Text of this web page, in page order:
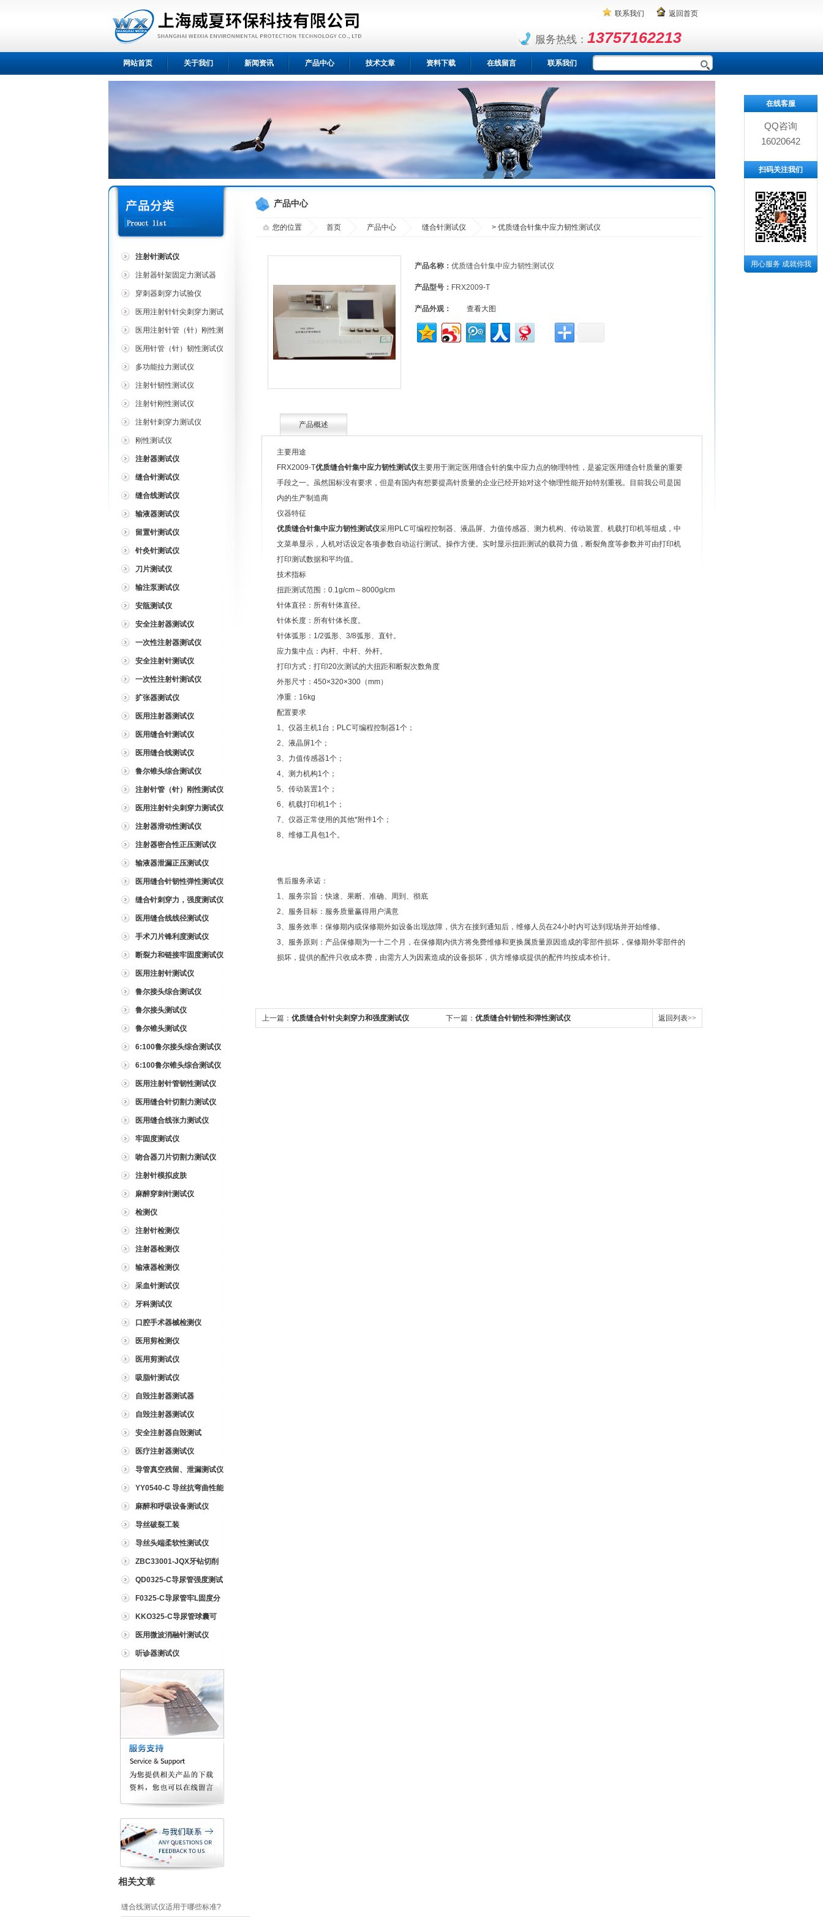
联系我们 返回首页
服务热线： 13757162213
网站首页 关于我们 新闻资讯 产品中心 技术文章 资料下载 在线留言 联系我们
注射针测试仪
注射器针架固定力测试器
穿刺器刺穿力试验仪
医用注射针针尖刺穿力测试
仪
医用注射针管（针）刚性测
试仪
医用针管（针）韧性测试仪
多功能拉力测试仪
注射针韧性测试仪
注射针刚性测试仪
注射针刺穿力测试仪
刚性测试仪
注射器测试仪
缝合针测试仪
缝合线测试仪
输液器测试仪
留置针测试仪
针灸针测试仪
刀片测试仪
输注泵测试仪
安瓿测试仪
安全注射器测试仪
一次性注射器测试仪
安全注射针测试仪
一次性注射针测试仪
扩张器测试仪
医用注射器测试仪
医用缝合针测试仪
医用缝合线测试仪
鲁尔锥头综合测试仪
注射针管（针）刚性测试仪
医用注射针尖刺穿力测试仪
注射器滑动性测试仪
注射器密合性正压测试仪
输液器泄漏正压测试仪
医用缝合针韧性弹性测试仪
缝合针刺穿力，强度测试仪
医用缝合线线径测试仪
手术刀片锋利度测试仪
断裂力和链接牢固度测试仪
医用注射针测试仪
鲁尔接头综合测试仪
鲁尔接头测试仪
鲁尔锥头测试仪
6:100鲁尔接头综合测试仪
6:100鲁尔锥头综合测试仪
医用注射针管韧性测试仪
医用缝合针切割力测试仪
医用缝合线张力测试仪
牢固度测试仪
吻合器刀片切割力测试仪
注射针模拟皮肤
麻醉穿刺针测试仪
检测仪
注射针检测仪
注射器检测仪
输液器检测仪
采血针测试仪
牙科测试仪
口腔手术器械检测仪
医用剪检测仪
医用剪测试仪
吸脂针测试仪
自毁注射器测试器
自毁注射器测试仪
安全注射器自毁测试
医疗注射器测试仪
导管真空残留、泄漏测试仪
YY0540-C 导丝抗弯曲性能
测试仪麻醉和呼吸设备测试仪
导丝破裂工装
导丝头端柔软性测试仪
ZBC33001-JQX牙钻切削
试验仪QD0325-C导尿管强度测试
仪
F0325-C导尿管牢L固度分
离力测试仪
KKO325-C导尿管球囊可
靠性测试仪
医用微波消融针测试仪
听诊器测试仪
相关文章
缝合线测试仪适用于哪些标准?
产品中心
您的位置 首页 产品中心 缝合针测试仪 > 优质缝合针集中应力韧性测试仪
产品名称： 优质缝合针集中应力韧性测试仪
产品型号： FRX2009-T
产品外观： 查看大图
产品概述
主要用途
FRX2009-T优质缝合针集中应力韧性测试仪主要用于测定医用缝合针的集中应力点的物理特性，是鉴定医用缝合针质量的重要
手段之一。虽然国标没有要求，但是有国内有想要提高针质量的企业已经开始对这个物理性能开始特别重视。目前我公司是国
内的生产制造商
仪器特征
优质缝合针集中应力韧性测试仪采用PLC可编程控制器、液晶屏、力值传感器、测力机构、传动装置、机载打印机等组成，中
文菜单显示，人机对话设定各项参数自动运行测试。操作方便。实时显示扭距测试的载荷力值，断裂角度等参数并可由打印机
打印测试数据和平均值。
技术指标
扭距测试范围：0.1g/cm～8000g/cm
针体直径：所有针体直径。
针体长度：所有针体长度。
针体弧形：1/2弧形、3/8弧形、直针。
应力集中点：内杆、中杆、外杆。
打印方式：打印20次测试的大扭距和断裂次数角度
外形尺寸：450×320×300（mm）
净重：16kg
配置要求
1、仪器主机1台；PLC可编程控制器1个；
2、液晶屏1个；
3、力值传感器1个；
4、测力机构1个；
5、传动装置1个；
6、机载打印机1个；
7、仪器正常使用的其他*附件1个；
8、维修工具包1个。
售后服务承诺：
1、服务宗旨：快速、果断、准确、周到、彻底
2、服务目标：服务质量赢得用户满意
3、服务效率：保修期内或保修期外如设备出现故障，供方在接到通知后，维修人员在24小时内可达到现场并开始维修。
3、服务原则：产品保修期为一十二个月，在保修期内供方将免费维修和更换属质量原因造成的零部件损坏，保修期外零部件的
损坏，提供的配件只收成本费，由需方人为因素造成的设备损坏，供方维修或提供的配件均按成本价计。
上一篇： 优质缝合针针尖刺穿力和强度测试仪 下一篇： 优质缝合针韧性和弹性测试仪 返回列表>>
在线客服
QQ咨询
16020642
扫码关注我们
用心服务 成就你我